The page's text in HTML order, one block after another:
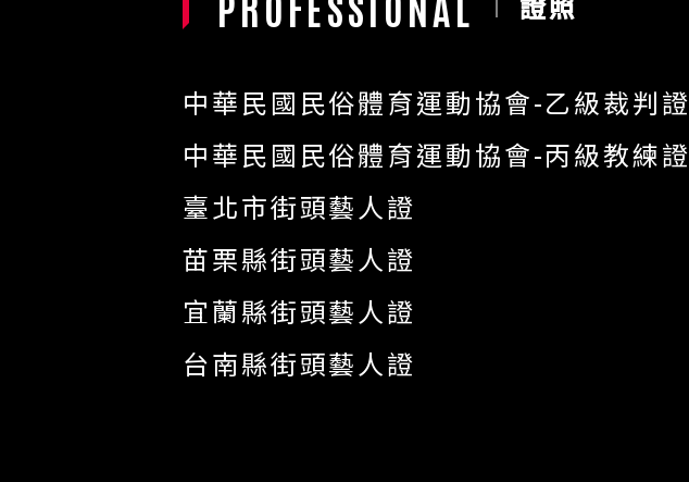
中華民國民俗體育運動協會-乙級裁判證
中華民國民俗體育運動協會-丙級教練證
臺北市街頭藝人證
苗栗縣街頭藝人證
宜蘭縣街頭藝人證
台南縣街頭藝人證